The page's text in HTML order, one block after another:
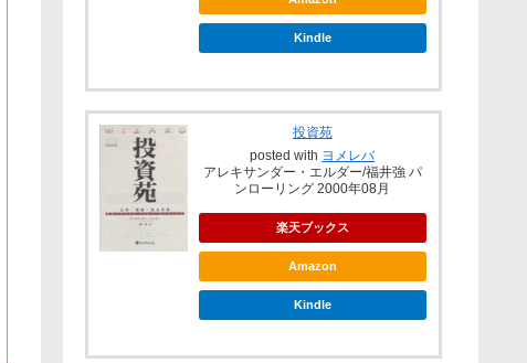
Kindle
投資苑
posted with ヨメレバ
アレキサンダー・エルダー/福井強 パ
ンローリング 2000年08月
楽天ブックス
Amazon
Kindle